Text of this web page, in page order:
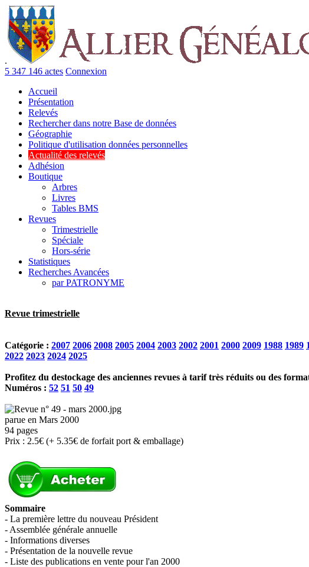
.
5 347 146 actes Connexion
Accueil
Présentation
Relevés
Rechercher dans notre Base de données
Géographie
Politique d'utilisation données personnelles
Actualité des relevés
Adhésion
Boutique
Arbres
Livres
Tables BMS
Revues
Trimestrielle
Spéciale
Hors-série
Statistiques
Recherches Avancées
par PATRONYME
Revue trimestrielle
Catégorie : 2007 2006 2008 2005 2004 2003 2002 2001 2000 2009 1988 1989
2022 2023 2024 2025
Profitez du destockage des anciennes revues à tarif très réduits ou des
Numéros : 52 51 50 49
parue en Mars 2000
94 pages
Prix : 2.5€ (+ 5.35€ de forfait port & emballage)
Sommaire
- La première lettre du nouveau Président
- Assemblée générale annuelle
- Informations diverses
- Présentation de la nouvelle revue
- Liste des publications en vente pour l'an 2000